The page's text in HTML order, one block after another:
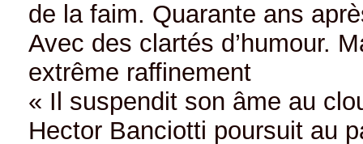
de la faim. Quarante ans
Avec des clartés d’humour.
extrême raffinement
« Il suspendit son âme au
Hector Banciotti poursuit au